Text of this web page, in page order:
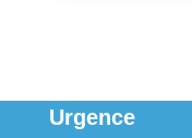
Urgence